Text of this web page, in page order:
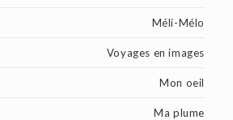
Méli-Mélo
Voyages en images
Mon oeil
Ma plume